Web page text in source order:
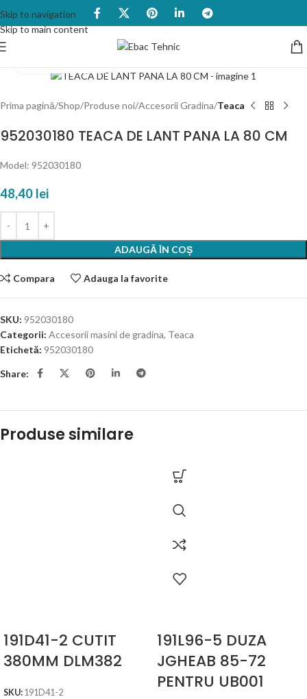
Skip to navigation
Skip to main content
Prima pagină Shop Produse noi Accesorii Gradina Teaca
952030180 TEACA DE LANT PANA LA 80 CM
Model: 952030180
48,40 lei
ADAUGĂ ÎN COȘ
Compara Adauga la favorite
SKU: 952030180
Categorii: Accesorii masini de gradina, Teaca
Etichetă: 952030180
Share:
Produse similare
191D41-2 CUTIT
380MM DLM382
SKU: 191D41-2
191L96-5 DUZA
JGHEAB 85-72
PENTRU UB001